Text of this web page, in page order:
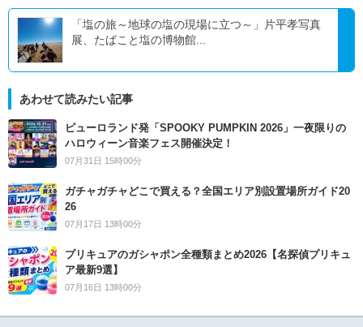
「塩の旅～地球の塩の現場に立つ～」片平孝写真
展、たばこと塩の博物館...
あわせて読みたい記事
ピューロランド発「SPOOKY PUMPKIN 2026」一夜限りの
ハロウィーン音楽フェス開催決定！
07月31日 15時00分
ガチャガチャどこで買える？全国エリア別設置場所ガイド20
26
07月17日 13時00分
プリキュアのガシャポン全種類まとめ2026【名探偵プリキュ
ア最新9選】
07月16日 13時00分